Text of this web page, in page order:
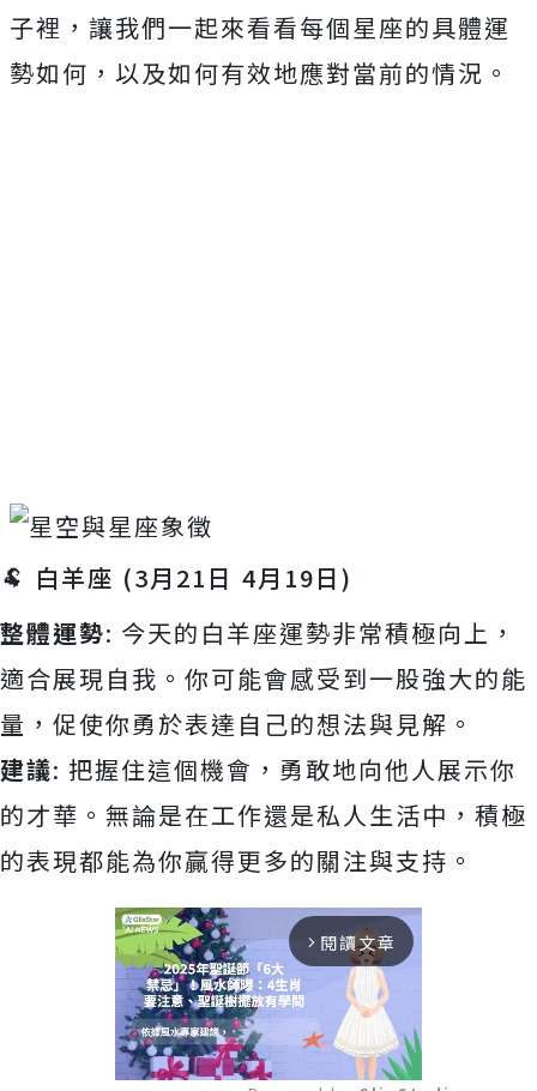
子裡，讓我們一起來看看每個星座的具體運
勢如何，以及如何有效地應對當前的情況。
🐏 白羊座 (3月21日 4月19日)
整體運勢: 今天的白羊座運勢非常積極向上，
適合展現自我。你可能會感受到一股強大的能
量，促使你勇於表達自己的想法與見解。
建議: 把握住這個機會，勇敢地向他人展示你
的才華。無論是在工作還是私人生活中，積極
的表現都能為你贏得更多的關注與支持。
arrow_forward_ios 閱讀文章